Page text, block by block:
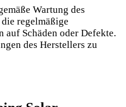
Wartung des
regelmäßige
Schäden oder Defekte.
des Herstellers zu